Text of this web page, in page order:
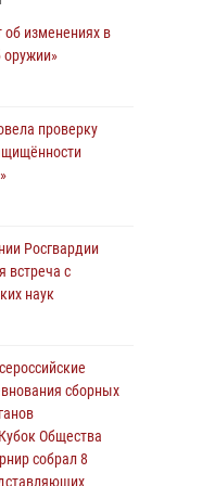
выступил на
в
безопасности во
росгвардейцы
Труда
об изменениях в
проверку
Росгвардии
встреча с
наук
сборных
Общества
собрал 8